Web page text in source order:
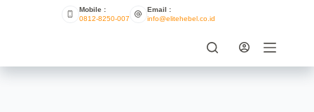
Mobile :
0812-8250-007
Email :
info@elitehebel.co.id